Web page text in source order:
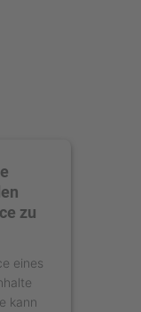
zu
eines
kann